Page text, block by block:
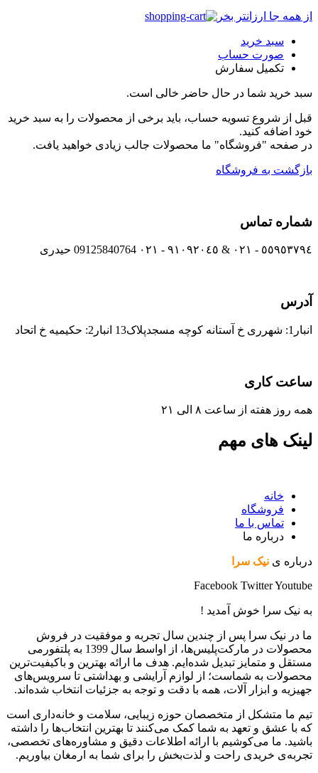
از همه جا ارزانتر بخر
سبد خرید
صورت حساب
تکمیل سفارش
سبد خرید شما در حال حاضر خالی است.
قبل از شروع تسویه حساب، باید برخی از محصولات را به سبد خرید
خود اضافه کنید.
در صفحه "فروشگاه" ما محصولات جالب زیادی خواهید یافت.
بازگشت به فروشگاه
شماره تماس
٥٥٩٥٣٧٩٤ - ٠٢١ & ٩١٠٩٢٠٤٥ - ٠٢١ 09125840764 حیدری
آدرس
انبار1: شهرری خ آستانه کوچه مسجدپلاک13 انبار2: حکیمیه خ اتحاد
ساعت کاری
همه روز هفته از ساعت ٨ الی ۲۱
لینک های مهم
خانه
فروشگاه
تماس با ما
درباره ما
درباره ی نیک سرا
Facebook TwitterYoutube
به نیک سرا خوش آمدید !
ما در نیک سرا پس از چندین سال تجربه و موفقیت در فروش
محصولات در مارکت‌پلیس‌ها، از اواسط سال 1399 به پلتفورمی
مستقل و متمایز تبدیل شده‌ایم. هدف ما ارائه بهترین و باکیفیت‌ترین
محصولات به شماست؛ از لوازم آرایشی و بهداشتی تا سرویس‌های
جهیزیه و ابزار آلات، همه با دقت و توجه به جزئیات انتخاب شده‌اند.
تیم ما متشکل از متخصصان حوزه زیبایی، سلامت و خانه‌داری است
که با عشق و تعهد به شما کمک می‌کنند تا بهترین انتخاب‌ها را داشته
باشید. ما می‌کوشیم با ارائه اطلاعات دقیق و مشاوره‌های تخصصی،
تجربه‌ی خریدی راحت و لذت‌بخش را برای شما به ارمغان بیاوریم.